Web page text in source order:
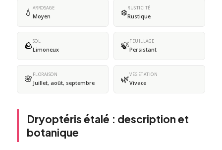
💧 ARROSAGE
Moyen ❄️RUSTICITÉ
Rustique
🪨SOL
Limoneux 🍃FEUILLAGE
Persistant
🌸 FLORAISON
Juillet, août, septembre 🌿VÉGÉTATION
Vivace
Dryoptéris étalé : description et
botanique